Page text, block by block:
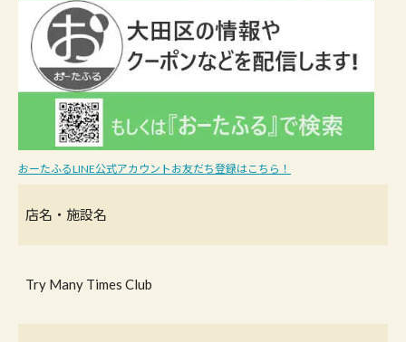
おーたふるLINE公式アカウントお友だち登録はこちら！
店名・施設名
Try Many Times Club